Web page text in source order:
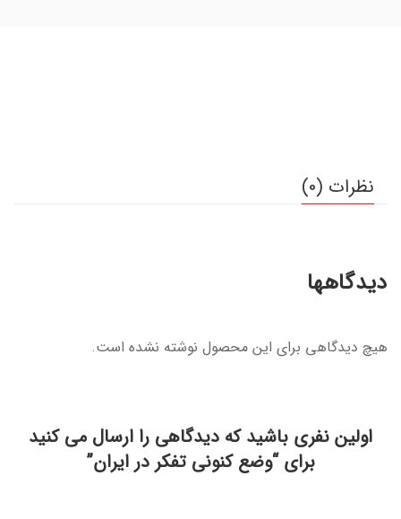
نظرات (0)
دیدگاهها
هیچ دیدگاهی برای این محصول نوشته نشده است.
اولین نفری باشید که دیدگاهی را ارسال می کنید
برای “وضع کنونی تفکر در ایران”